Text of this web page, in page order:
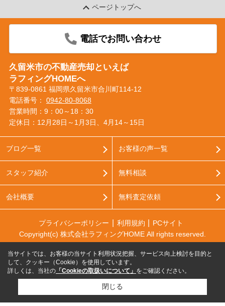
ページトップへ
電話でお問い合わせ
久留米市の不動産売却といえば
ラフィングHOMEへ
〒839-0861 福岡県久留米市合川町114-12
電話番号： 0942-80-8068
営業時間：9：00～18：30
定休日：12月28日～1月3日、4月14～15日
ブログ一覧
スタッフ紹介
会社概要
お客様の声一覧
無料相談
無料査定依頼
プライバシーポリシー 利用規約
PCサイト
Copyright(c) 株式会社ラフィングHOME All rights reserved.
当サイトでは、お客様の当サイト利用状況把握、サービス向上検討を目的と
して、クッキー（Cookie）を使用しています。
詳しくは、当社の 「Cookieの取扱いについて」 をご確認ください。
閉じる